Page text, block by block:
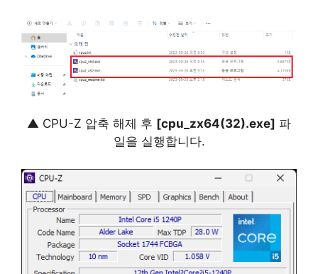
▲ CPU-Z 압축 해제 후 [cpu_zx64(32).exe] 파
일을 실행합니다.